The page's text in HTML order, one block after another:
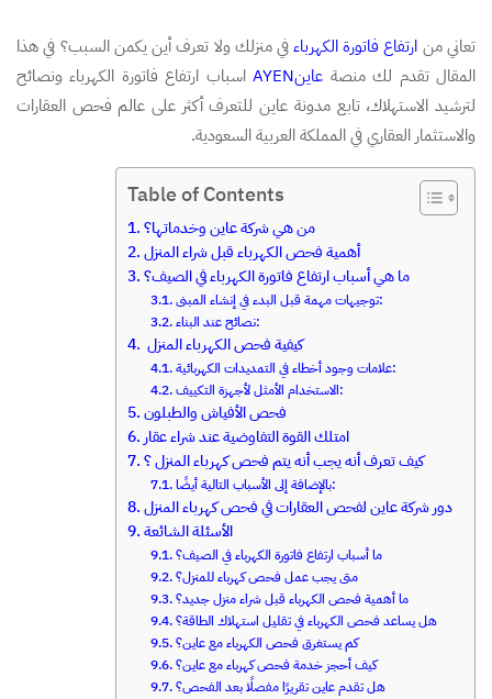
تعاني من ارتفاع فاتورة الكهرباءفي منزلك ولا تعرف أين يكمن السبب؟ في هذا
المقال تقدم لك منصة عاينAYEN
اسباب ارتفاع فاتورة الكهرباء ونصائح
لترشيد الاستهلاك، تابع مدونة عاين للتعرف أكثر على عالم فحص العقارات
والاستثمار العقاري في المملكة العربية السعودية.
Table of Contents
من هي شركة عاين وخدماتها؟
أهمية فحص الكهرباء قبل شراء المنزل
ما هي أسباب ارتفاع فاتورة الكهرباء في الصيف؟
توجيهات مهمة قبل البدء في إنشاء المبنى:
نصائح عند البناء:
كيفية فحص الكهرباء المنزل
علامات وجود أخطاء في التمديدات الكهربائية:
الاستخدام الأمثل لأجهزة التكييف:
فحص الأفياش والطبلون
امتلك القوة التفاوضية عند شراء عقار
كيف تعرف أنه يجب أنه يتم فحص كهرباء المنزل ؟
بالإضافة إلى الأسباب التالية أيضًا:
دور شركة عاين لفحص العقارات في فحص كهرباء المنزل
الأسئلة الشائعة
ما أسباب ارتفاع فاتورة الكهرباء في الصيف؟
متى يجب عمل فحص كهرباء للمنزل؟
ما أهمية فحص الكهرباء قبل شراء منزل جديد؟
هل يساعد فحص الكهرباء في تقليل استهلاك الطاقة؟
كم يستغرق فحص الكهرباء مع عاين؟
كيف أحجز خدمة فحص كهرباء مع عاين؟
هل تقدم عاين تقريرًا مفصلًا بعد الفحص؟